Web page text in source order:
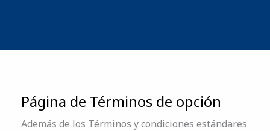
Country
Página de Términos de opción
Además de los Términos y condiciones estándares